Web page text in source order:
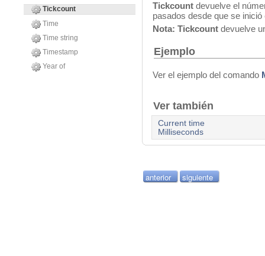
Tickcount
Time
Time string
Timestamp
Year of
Tickcount devuelve el
pasados desde que se inició
Nota: Tickcount devuelve
Ejemplo
Ver el ejemplo del comando
Ver también
Current time
Milliseconds
anterior siguiente